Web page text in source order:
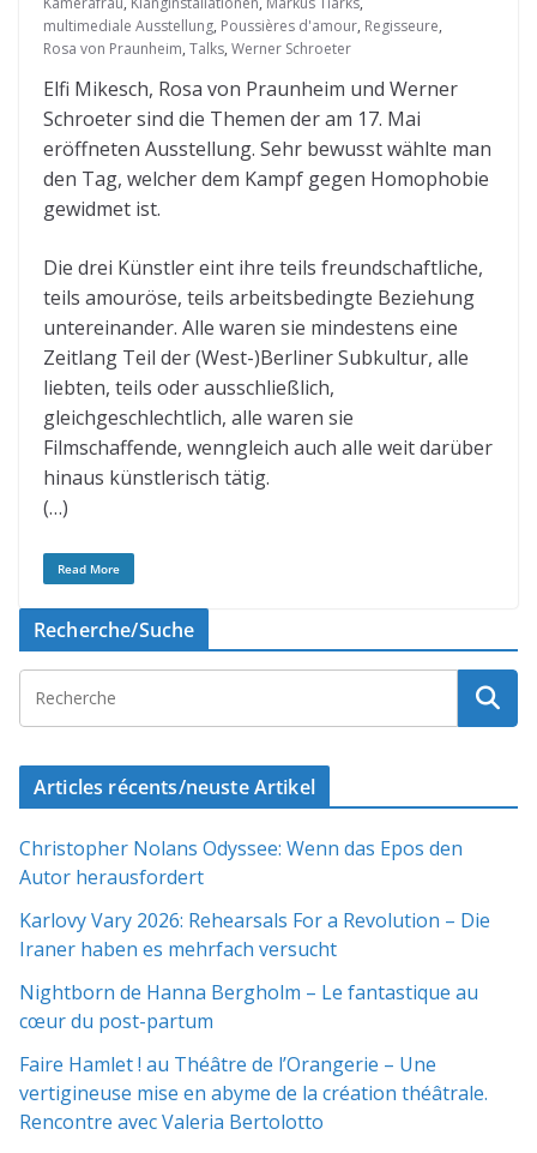
multimediale Ausstellung, Poussières d'amour, Regisseure,
Rosa von Praunheim, Talks, Werner Schroeter
Elfi Mikesch, Rosa von Praunheim und Werner
Schroeter sind die Themen der am 17. Mai
eröffneten Ausstellung. Sehr bewusst wählte man
den Tag, welcher dem Kampf gegen Homophobie
gewidmet ist.
Die drei Künstler eint ihre teils freundschaftliche,
teils amouröse, teils arbeitsbedingte Beziehung
untereinander. Alle waren sie mindestens eine
Zeitlang Teil der (West-)Berliner Subkultur, alle
liebten, teils oder ausschließlich,
gleichgeschlechtlich, alle waren sie
Filmschaffende, wenngleich auch alle weit darüber
hinaus künstlerisch tätig.
(…)
Read More
Recherche/Suche
Articles récents/neuste Artikel
Christopher Nolans Odyssee: Wenn das Epos den
Autor herausfordert
Karlovy Vary 2026: Rehearsals For a Revolution – Die
Iraner haben es mehrfach versucht
Nightborn de Hanna Bergholm – Le fantastique au
cœur du post-partum
Faire Hamlet ! au Théâtre de l’Orangerie – Une
vertigineuse mise en abyme de la création théâtrale.
Rencontre avec Valeria Bertolotto